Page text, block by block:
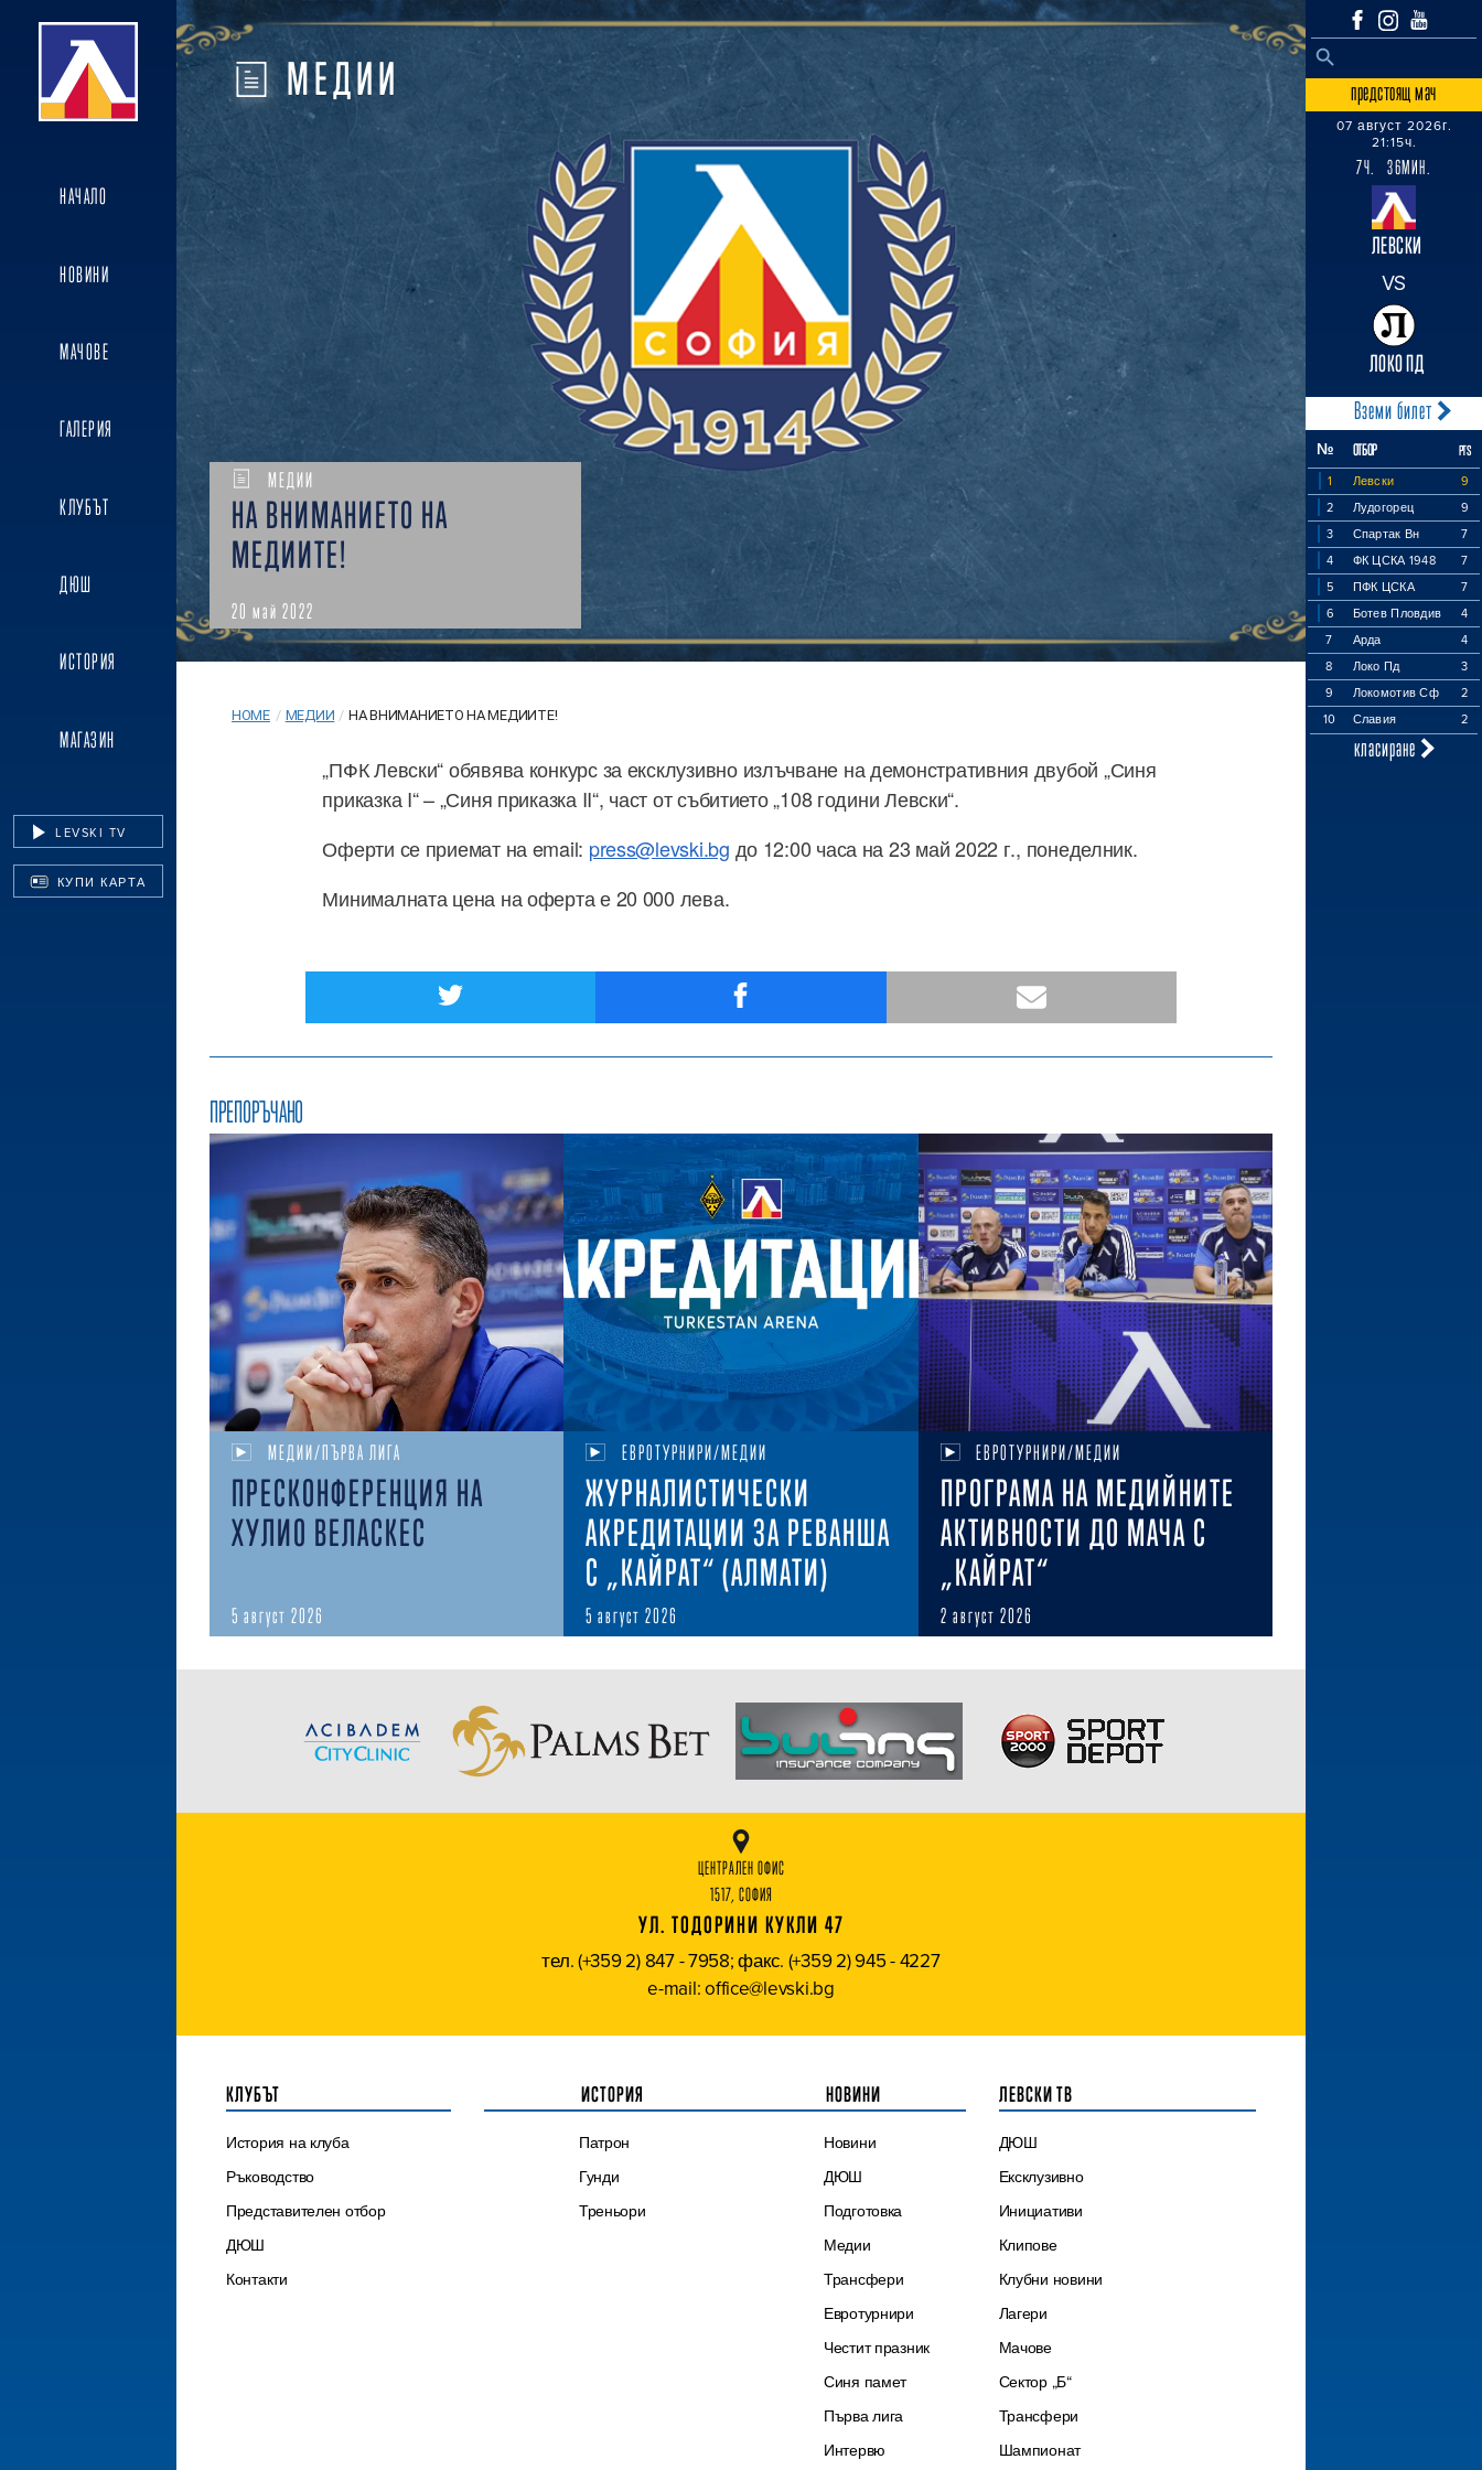
НАЧАЛО
НОВИНИ
МАЧОВЕ
ГАЛЕРИЯ
КЛУБЪТ
ДЮШ
ИСТОРИЯ
МАГАЗИН
LEVSKI TV
КУПИ КАРТА
Search
SEARCH BUTTON
предстоящ мач
07 август 2026г.
21:15ч.
7Ч. 36МИН.
ЛЕВСКИ
VS
ЛОКО ПД
Вземи билет
№ ОТБОР PTS
1 Левски
9
2
Лудогорец
9
3
Спартак Вн
7
4
ФК ЦСКА 1948
7
5
ПФК ЦСКА
7
6
Ботев Пловдив
4
7
Арда
4
8
Локо Пд
3
9
Локомотив Сф
2
10
Славия 2
класиране
МЕДИИ
МЕДИИ
НА ВНИМАНИЕТО НА
МЕДИИТЕ!
20 май 2022
HOME / МЕДИИ / НА ВНИМАНИЕТО НА МЕДИИТЕ!
„ПФК Левски“ обявява конкурс за ексклузивно излъчване на демонстративния двубой „Синя
приказка I“ – „Синя приказка II“, част от събитието „108 години Левски“.
Оферти се приемат на email: press@levski.bg до 12:00 часа на 23 май 2022 г., понеделник.
Минималната цена на оферта е 20 000 лева.
ПРЕПОРЪЧАНО
МЕДИИ/ПЪРВА ЛИГА
ПРЕСКОНФЕРЕНЦИЯ НА
ХУЛИО ВЕЛАСКЕС
5 август 2026
ЕВРОТУРНИРИ/МЕДИИ
ЖУРНАЛИСТИЧЕСКИ
АКРЕДИТАЦИИ ЗА РЕВАНША
С „КАЙРАТ“ (АЛМАТИ)
5 август 2026
ЕВРОТУРНИРИ/МЕДИИ
ПРОГРАМА НА МЕДИЙНИТЕ
АКТИВНОСТИ ДО МАЧА С
„КАЙРАТ“
2 август 2026
ЦЕНТРАЛЕН ОФИС
1517, СОФИЯ
УЛ. ТОДОРИНИ КУКЛИ 47
тел. (+359 2) 847 - 7958; факс. (+359 2) 945 - 4227
e-mail: office@levski.bg
КЛУБЪТ
История на клуба
Ръководство
Представителен отбор
ДЮШ
Контакти
ИСТОРИЯ
Патрон
Гунди
Треньори
НОВИНИ
Новини
ДЮШ
Подготовка
Медии
Трансфери
Евротурнири
Честит празник
Синя памет
Първа лига
Интервю
ЛЕВСКИ ТВ
ДЮШ
Ексклузивно
Инициативи
Клипове
Клубни новини
Лагери
Мачове
Сектор „Б“
Трансфери
Шампионат